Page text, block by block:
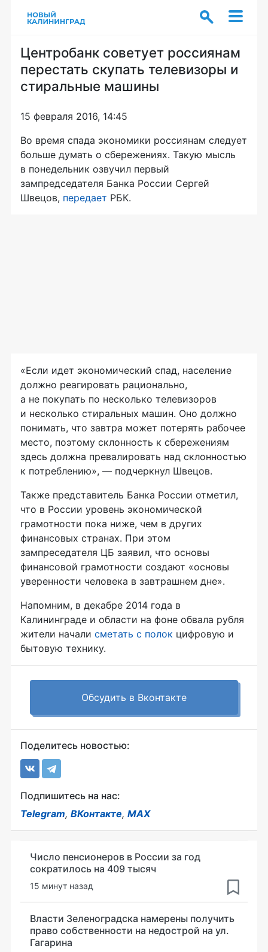
Центробанк советует россиянам
перестать скупать телевизоры и
стиральные машины
15 февраля 2016, 14:45
Во время спада экономики россиянам следует
больше думать о сбережениях. Такую мысль
в понедельник озвучил первый
зампредседателя Банка России Сергей
Швецов, передает РБК.
«Если идет экономический спад, население
должно реагировать рационально,
а не покупать по несколько телевизоров
и несколько стиральных машин. Оно должно
понимать, что завтра может потерять рабочее
место, поэтому склонность к сбережениям
здесь должна превалировать над склонностью
к потреблению», — подчеркнул Швецов.
Также представитель Банка России отметил,
что в России уровень экономической
грамотности пока ниже, чем в других
финансовых странах. При этом
зампреседателя ЦБ заявил, что основы
финансовой грамотности создают «основы
уверенности человека в завтрашнем дне».
Напомним, в декабре 2014 года в
Калининграде и области на фоне обвала рубля
жители начали сметать с полок цифровую и
бытовую технику.
Обсудить в Вконтакте
Поделитесь новостью:
Подпишитесь на нас:
Telegram, ВКонтакте, MAX
Число пенсионеров в России за год
сократилось на 409 тысяч
15 минут назад
Власти Зеленоградска намерены получить
право собственности на недострой на ул.
Гагарина